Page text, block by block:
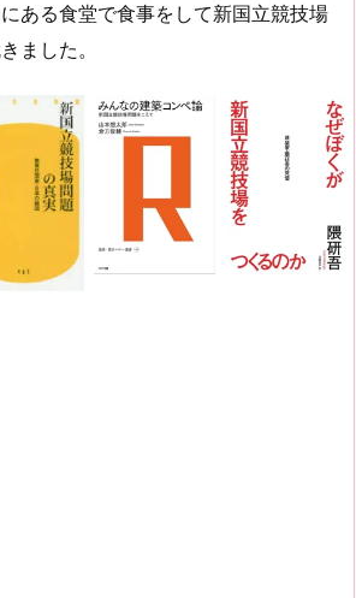
ある食堂で食事をして新国立競技場
ました。